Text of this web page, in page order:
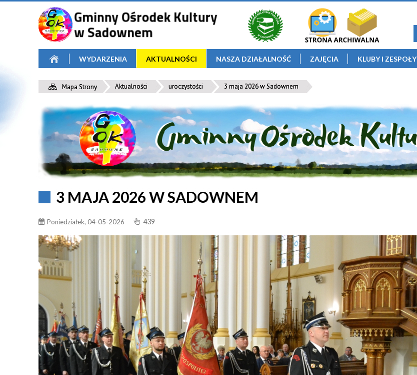
WYDARZENIA AKTUALNOŚCI NASZA DZIAŁALNOŚĆ ZAJĘCIA KLUBY I ZESPOŁY
Mapa Strony Aktualności uroczystości 3 maja 2026 w Sadownem
3 MAJA 2026 W SADOWNEM
Poniedziałek, 04-05-2026 439